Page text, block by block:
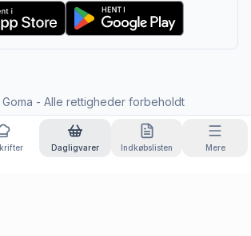
Goma - Alle rettigheder forbeholdt
Dagligvarer Indkøbslisten Mere